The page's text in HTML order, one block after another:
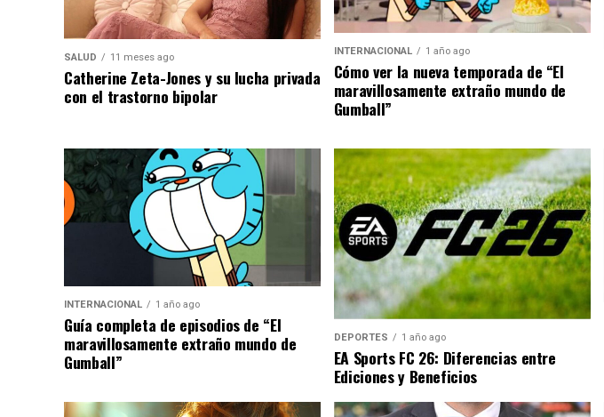
SALUD 11 meses ago
Catherine Zeta-Jones y su lucha privada
con el trastorno bipolar
INTERNACIONAL 1 año ago
Cómo ver la nueva temporada de “El
maravillosamente extraño mundo de
Gumball”
INTERNACIONAL 1 año ago
Guía completa de episodios de “El
maravillosamente extraño mundo de
Gumball”
DEPORTES 1 año ago
EA Sports FC 26: Diferencias entre
Ediciones y Beneficios